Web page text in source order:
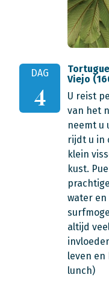
DAG
4
Viejo
U reist
van het
neemt u
rijdt u in
klein
kust.
water
altijd
leven
lunch)